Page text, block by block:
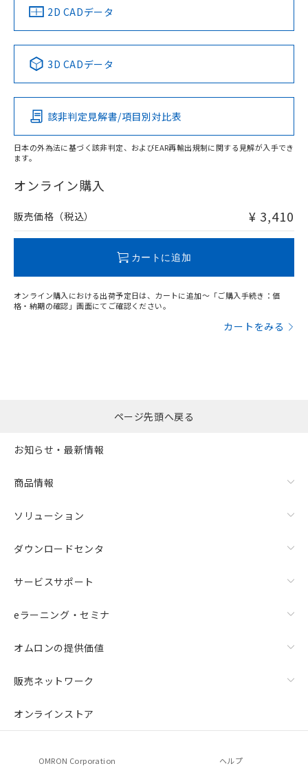
中国 RoHS 注意事項・凡例
Pb Hg Cd Cr(VI)
O
在庫等で未対応品が混在する可能性があります。
問い合わせください。
2D CADデータ
3D CADデータ
該非判定見解書/項目別対比表
日本の外為法に基づく該非判定、およびEAR再輸出規制に関する見解が入手でき
ます。
オンライン購入
販売価格（税込） ¥ 3,410
カートに追加
オンライン購入における出荷予定日は、カートに追加～「ご購入手続き：価
格・納期の確認」画面にてご確認ください。
カートをみる
ページ先頭へ戻る
お知らせ・最新情報
商品情報
ソリューション
ダウンロードセンタ
サービスサポート
eラーニング・セミナ
オムロンの提供価値
販売ネットワーク
オンラインストア
OMRON Corporation ヘルプ